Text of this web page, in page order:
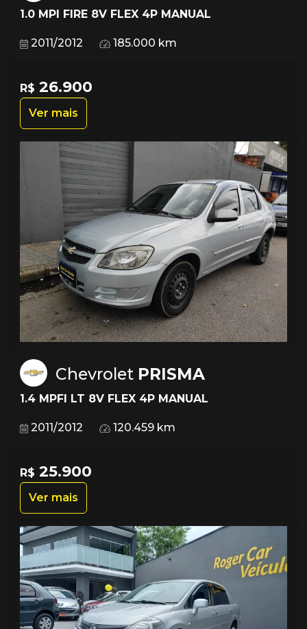
1.0 MPI FIRE 8V FLEX 4P MANUAL
2011/2012 185.000 km
R$ 26.900
Ver mais
Chevrolet PRISMA
1.4 MPFI LT 8V FLEX 4P MANUAL
2011/2012 120.459 km
R$ 25.900
Ver mais